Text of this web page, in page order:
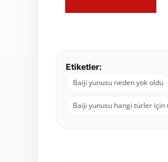
Etiketler:
Baiji yunusu neden yok oldu
Baiji yunusu hangi türler için